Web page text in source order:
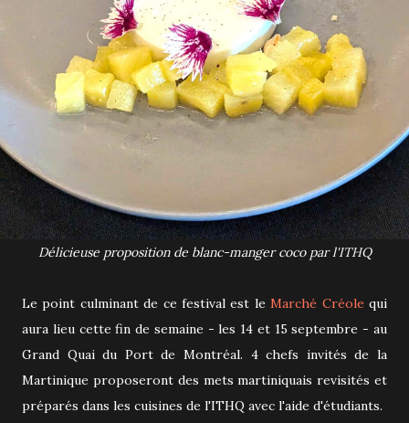
Délicieuse proposition de blanc-manger coco par l'ITHQ
Le point culminant de ce festival est leMarché Créole qui
aura lieu cette fin de semaine - les 14 et 15 septembre - au
Grand Quai du Port de Montréal. 4 chefs invités de la
Martinique proposeront des mets martiniquais revisités et
préparés dans les cuisines de l'ITHQ avec l'aide d'étudiants.